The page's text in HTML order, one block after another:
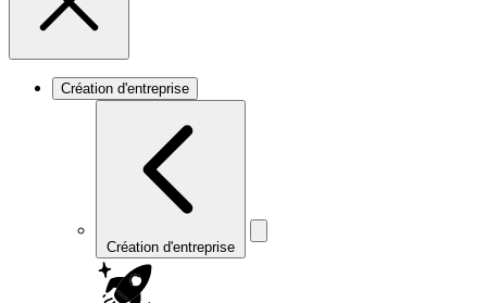
Création d'entreprise
Création d'entreprise